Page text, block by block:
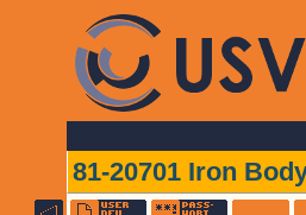
81-20701 Iron